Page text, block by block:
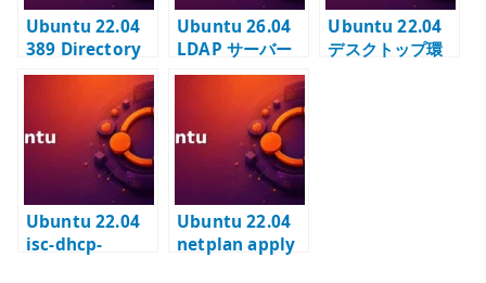
Ubuntu 22.04
389 Directory
Server #4 –
BIND ユーザーと
アクセス制御
Ubuntu 26.04
LDAP サーバー
の基本設定 – 389
Server でディレ
クトリ基盤を作
Ubuntu 22.04
デスクトップ環
Ubuntu 22.04
isc-dhcp-
Ubuntu 22.04
netplan apply